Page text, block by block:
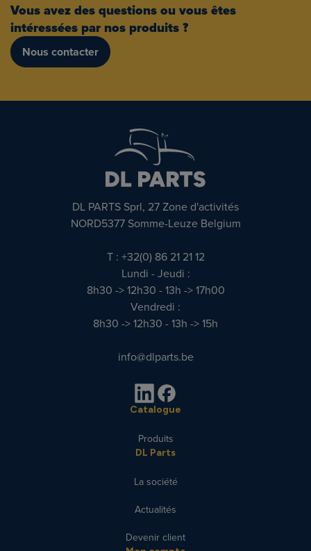
Vous avez des questions ou vous êtes
intéressées par nos produits ?
Nous contacter
DL PARTS Sprl, 27 Zone d'activités
NORD5377 Somme-Leuze Belgium
T : +32(0) 86 21 21 12
Lundi - Jeudi :
8h30 -> 12h30 - 13h -> 17h00
Vendredi :
8h30 -> 12h30 - 13h -> 15h
info@dlparts.be
Catalogue
Produits
DL Parts
La société
Actualités
Devenir client